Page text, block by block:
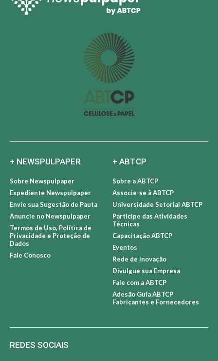
+ NEWSPULPAPER
Sobre Newspulpaper
Expediente Newspulpaper
Envie sua Sugestão de Pauta
Anuncie no Newspulpaper
Termos de Uso, Política de
Privacidade e Proteção de
Dados
Fale Conosco
+ ABTCP
Sobre a ABTCP
Associe-se à ABTCP
Universidade Setorial ABTCP
Participe das Atividades
Técnicas
Capacitação ABTCP
Eventos
Rede de Inovação
Divulgue sua Empresa
Fale com a ABTCP
Adesão Guia ABTCP
Fabricantes e Fornecedores
REDES SOCIAIS